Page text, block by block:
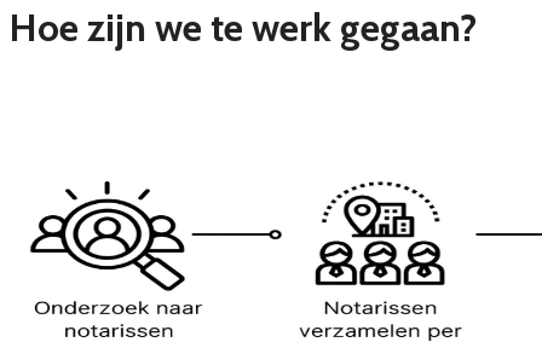
Hoe zijn we te werk gegaan?